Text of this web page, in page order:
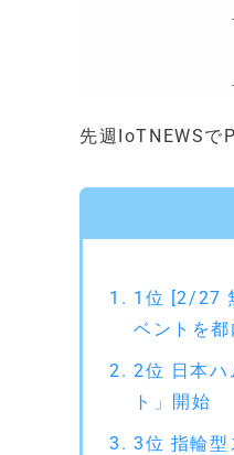
先週IoTNEWSで
1位 [2/27
ベントを
2位 日本ハ
ト」開始
3位 指輪型